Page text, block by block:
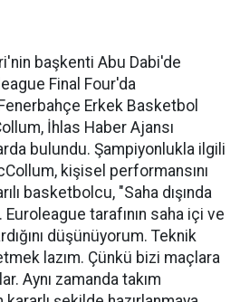
başkenti Abu Dabi'de
Final Four'da
Erkek Basketbol
İhlas Haber Ajansı
bulundu. Şampiyonlukla ilgili
kişisel performansını
basketbolcu, "Saha dışında
tarafının saha içi ve
düşünüyorum. Teknik
lazım. Çünkü bizi maçlara
Aynı zamanda takım